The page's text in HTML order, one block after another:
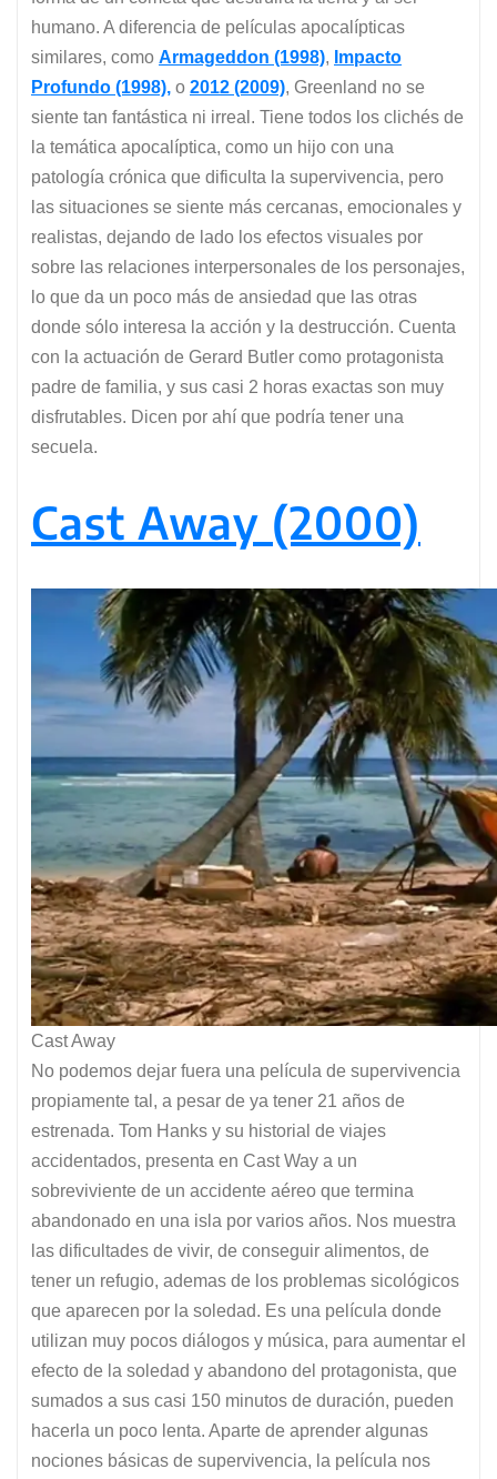
humano. A diferencia de películas apocalípticas
similares, como Armageddon (1998), Impacto
Profundo (1998), o 2012 (2009), Greenland no se
siente tan fantástica ni irreal. Tiene todos los clichés de
la temática apocalíptica, como un hijo con una
patología crónica que dificulta la supervivencia, pero
las situaciones se siente más cercanas, emocionales y
realistas, dejando de lado los efectos visuales por
sobre las relaciones interpersonales de los personajes,
lo que da un poco más de ansiedad que las otras
donde sólo interesa la acción y la destrucción. Cuenta
con la actuación de Gerard Butler como protagonista
padre de familia, y sus casi 2 horas exactas son muy
disfrutables. Dicen por ahí que podría tener una
secuela.
Cast Away (2000)
Cast Away
No podemos dejar fuera una película de supervivencia
propiamente tal, a pesar de ya tener 21 años de
estrenada. Tom Hanks y su historial de viajes
accidentados, presenta en Cast Way a un
sobreviviente de un accidente aéreo que termina
abandonado en una isla por varios años. Nos muestra
las dificultades de vivir, de conseguir alimentos, de
tener un refugio, ademas de los problemas sicológicos
que aparecen por la soledad. Es una película donde
utilizan muy pocos diálogos y música, para aumentar el
efecto de la soledad y abandono del protagonista, que
sumados a sus casi 150 minutos de duración, pueden
hacerla un poco lenta. Aparte de aprender algunas
nociones básicas de supervivencia, la película nos